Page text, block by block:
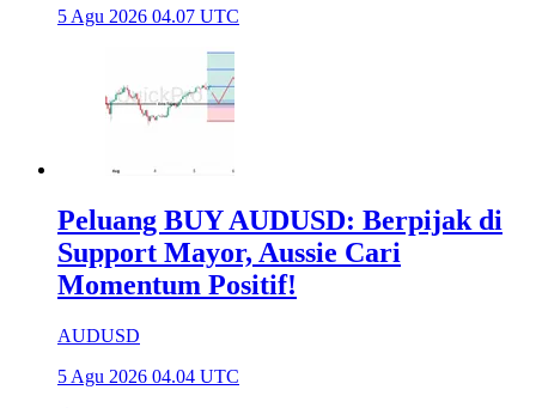
5 Agu 2026 04.07 UTC
Peluang BUY AUDUSD: Berpijak di
Support Mayor, Aussie Cari
Momentum Positif!
AUDUSD
5 Agu 2026 04.04 UTC